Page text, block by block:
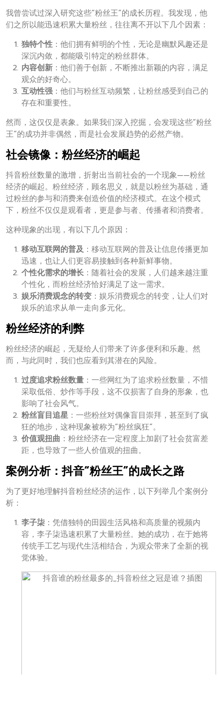
我曾尝试过深入研究这些“粉丝王”的成长历程。我发现，他
们之所以能迅速积累大量粉丝，往往离不开以下几个因素：
独特个性 ：他们拥有鲜明的个性，无论是幽默风趣还是
深沉内敛，都能吸引特定的粉丝群体。
内容创新 ：他们善于创新，不断推出新颖的内容，满足
观众的好奇心。
互动性强：他们与粉丝互动频繁，让粉丝感受到自己的
存在和重要性。
然而，这仅仅是表象。如果我们深入挖掘，会发现这些“粉丝
王”的成功并非偶然，而是社会发展趋势的必然产物。
社会镜像：粉丝经济的崛起
抖音粉丝数量的激增，折射出当前社会的一个现象——粉丝
经济的崛起。粉丝经济，顾名思义，就是以粉丝为基础，通
过粉丝的参与和消费来创造价值的经济模式。在这个模式
下，粉丝不仅仅是观看者，更是参与者、传播者和消费者。
这种现象的出现，有以下几个原因：
移动互联网的普及 ：移动互联网的普及让信息传播更加
迅速，也让人们更容易接触到各种新鲜事物。
个性化需求的增长 ：随着社会的发展，人们越来越注重
个性化，而粉丝经济恰好满足了这一需求。
娱乐消费观念的转变 ：娱乐消费观念的转变，让人们对
娱乐的追求从单一走向多元化。
粉丝经济的利弊
粉丝经济的崛起，无疑给人们带来了许多便利和乐趣。然
而，与此同时，我们也应看到其潜在的风险。
过度追求粉丝数量 ：一些网红为了追求粉丝数量，不惜
采取低俗、炒作等手段，这不仅损害了自身的形象，也
影响了社会风气。
粉丝盲目追星 ：一些粉丝对偶像盲目崇拜，甚至到了疯
狂的地步，这种现象被称为“粉丝疯狂”。
价值观扭曲 ：粉丝经济在一定程度上加剧了社会贫富差
距，也导致了一些人价值观的扭曲。
案例分析：抖音“粉丝王”的成长之路
为了更好地理解抖音粉丝经济的运作，以下列举几个案例分
析：
李子柒 ：凭借独特的田园生活风格和高质量的视频内
容，李子柒迅速积累了大量粉丝。她的成功，在于她将
传统手工艺与现代生活相结合，为观众带来了全新的视
觉体验。